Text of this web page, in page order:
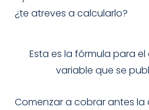
¿te atreves a calcularlo?
Esta es la fórmula para
variable que se
Comenzar a cobrar antes la